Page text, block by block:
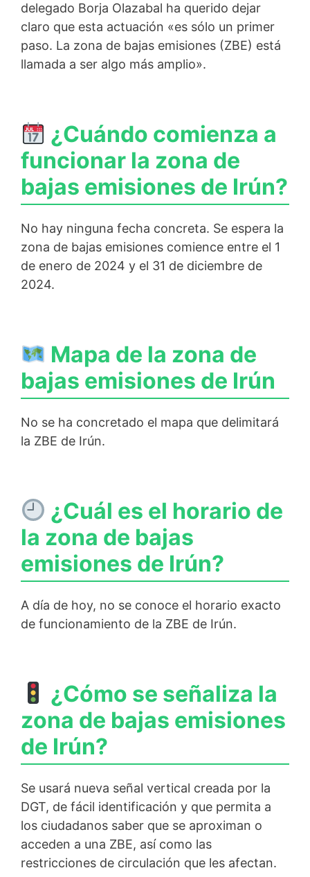
delegado Borja Olazabal ha querido dejar
claro que esta actuación «es sólo un primer
paso. La zona de bajas emisiones (ZBE) está
llamada a ser algo más amplio».
¿Cuándo comienza a
funcionar la zona de
bajas emisiones de Irún?
No hay ninguna fecha concreta. Se espera la
zona de bajas emisiones comience entre el 1
de enero de 2024 y el 31 de diciembre de
2024.
Mapa de la zona de
bajas emisiones de Irún
No se ha concretado el mapa que delimitará
la ZBE de Irún.
¿Cuál es el horario de
la zona de bajas
emisiones de Irún?
A día de hoy, no se conoce el horario exacto
de funcionamiento de la ZBE de Irún.
¿Cómo se señaliza la
zona de bajas emisiones
de Irún?
Se usará nueva señal vertical creada por la
DGT, de fácil identificación y que permita a
los ciudadanos saber que se aproximan o
acceden a una ZBE, así como las
restricciones de circulación que les afectan.